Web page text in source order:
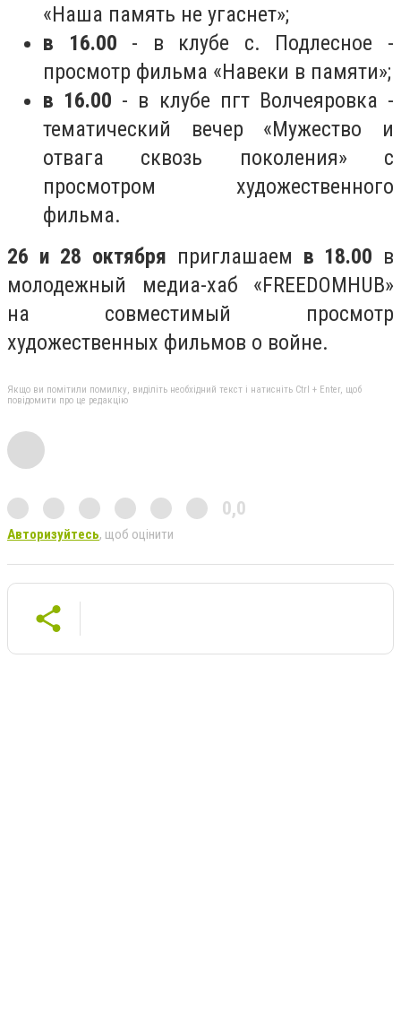
«Наша память не угаснет»;
в 16.00 - в клубе с. Подлесное -
просмотр фильма «Навеки в памяти»;
в 16.00 - в клубе пгт Волчеяровка -
тематический вечер «Мужество и
отвага сквозь поколения» с
просмотром художественного
фильма.
26 и 28 октября приглашаем в 18.00 в
молодежный медиа-хаб «FREEDOMHUB»
на совместимый просмотр
художественных фильмов о войне.
Якщо ви помітили помилку, виділіть необхідний текст і натисніть Ctrl + Enter, щоб
повідомити про це редакцію
0,0
Авторизуйтесь, щоб оцінити